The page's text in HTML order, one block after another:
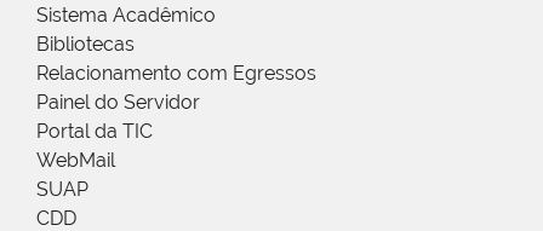
Sistema Acadêmico
Bibliotecas
Relacionamento com Egressos
Painel do Servidor
Portal da TIC
WebMail
SUAP
CDD